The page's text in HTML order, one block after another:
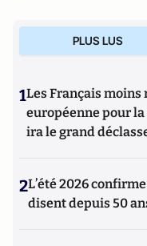
PLUS LUS
1Les Français moins
européenne pour
ira le grand
2L’été 2026
disent depuis 50